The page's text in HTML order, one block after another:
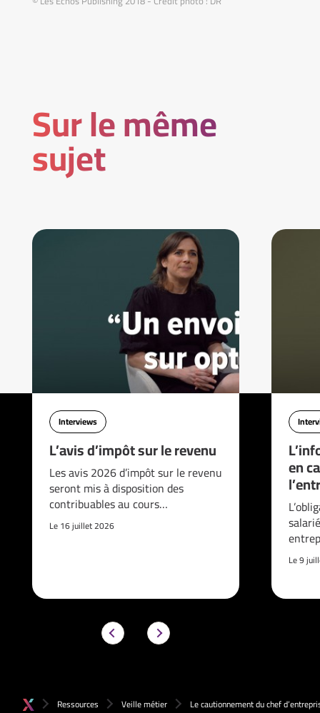
Sur le même
sujet
Interviews
L’avis d’impôt sur le revenu
Les avis 2026 d’impôt sur le revenu
seront mis à disposition des
contribuables au cours…
Le 16 juillet 2026
en
Le 9
Ressources Veille métier Le cautionnement du chef